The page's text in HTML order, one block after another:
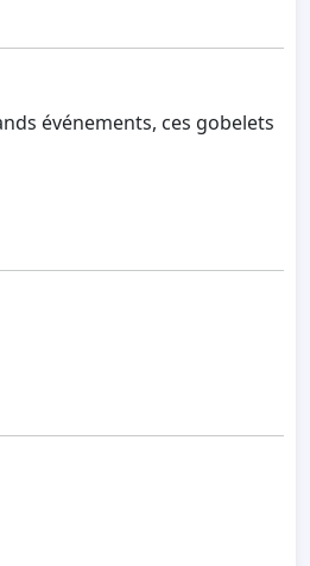
événements, ces gobelets